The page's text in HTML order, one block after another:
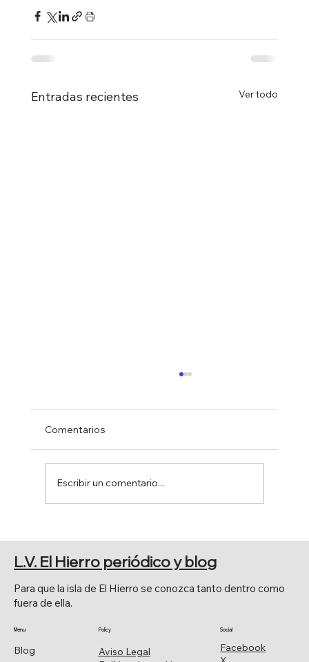
Entradas recientes Ver todo
FERIA DE AGOSTO 2026
Comentarios
Escribir un comentario...
Facebook
Social
Aviso Legal
Policy
Blog
Menu
Para que la isla de El Hierro se conozca tanto dentro como
fuera de ella.
L.V. El Hierro periódico y blog